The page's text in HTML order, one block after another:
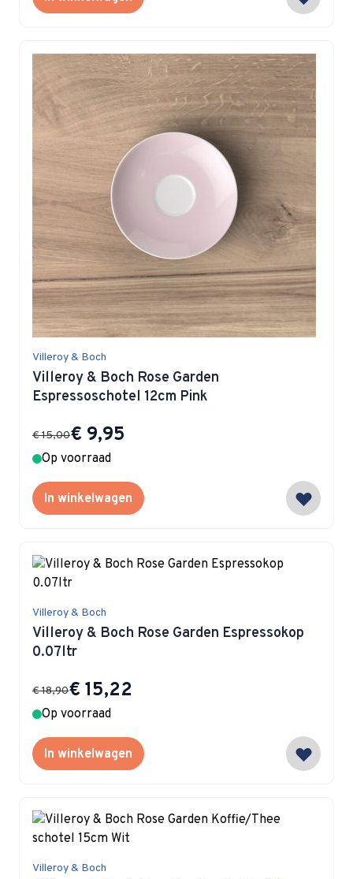
Villeroy & Boch
Villeroy & Boch Rose Garden
Espressoschotel 12cm Pink
Special Price
€ 9,95
€ 15,00
Op voorraad
In winkelwagen
Villeroy & Boch
Villeroy & Boch Rose Garden Espressokop
0.07ltr
Special Price
€ 15,22
€ 18,90
Op voorraad
In winkelwagen
Villeroy & Boch